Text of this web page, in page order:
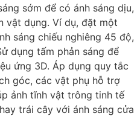
sớm để có ánh sáng dịu,
vật dụng. Ví dụ, đặt một
sáng chiếu nghiêng 45 độ,
dụng tấm phản sáng để
ứng 3D. Áp dụng quy tắc
góc, các vật phụ hỗ trợ
ảnh tĩnh vật trông tinh tế
trái cây với ánh sáng cửa